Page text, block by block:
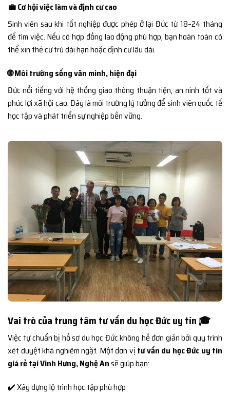
💼 Cơ hội việc làm và định cư cao
Sinh viên sau khi tốt nghiệp được phép ở lại Đức từ 18–24 tháng
để tìm việc. Nếu có hợp đồng lao động phù hợp, bạn hoàn toàn có
thể xin thẻ cư trú dài hạn hoặc định cư lâu dài.
🌐 Môi trường sống văn minh, hiện đại
Đức nổi tiếng với hệ thống giao thông thuận tiện, an ninh tốt và
phúc lợi xã hội cao. Đây là môi trường lý tưởng để sinh viên quốc tế
học tập và phát triển sự nghiệp bền vững.
Vai trò của trung tâm tư vấn du học Đức uy tín 🎓
Việc tự chuẩn bị hồ sơ du học Đức không hề đơn giản bởi quy trình
xét duyệt khá nghiêm ngặt. Một đơn vị tư vấn du học Đức uy tín
giá rẻ tại Vinh Hưng, Nghệ Ansẽ giúp bạn:
✔️ Xây dựng lộ trình học tập phù hợp